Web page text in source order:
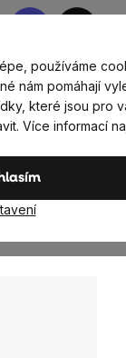
používáme
nám pomáhají
které jsou pro
Více informací
Nákupní
60